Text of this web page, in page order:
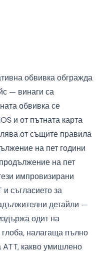
обвивка обгражда
— винаги са
обвивка се
и от пътната карта
от същите правила
на пет години
на пет
импровизирани
съгласието за
детайли —
одит на
глоба, налагаща пълно
ATT, какво умишлено